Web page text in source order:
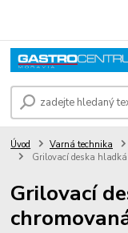
Úvod Varná technika
Grilovací deska
Grilovací